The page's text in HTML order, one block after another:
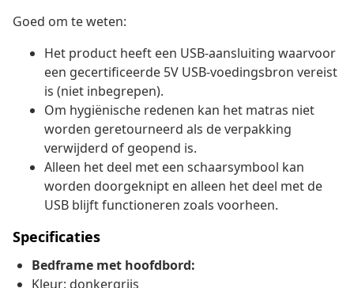
Goed om te weten:
Het product heeft een USB-aansluiting waarvoor
een gecertificeerde 5V USB-voedingsbron vereist
is (niet inbegrepen).
Om hygiënische redenen kan het matras niet
worden geretourneerd als de verpakking
verwijderd of geopend is.
Alleen het deel met een schaarsymbool kan
worden doorgeknipt en alleen het deel met de
USB blijft functioneren zoals voorheen.
Specificaties
Bedframe met hoofdbord:
Kleur: donkergrijs